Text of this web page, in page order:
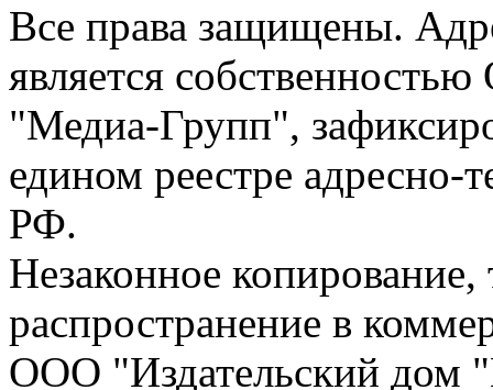
Все права защищены.
является
"Медиа-Групп",
едином реестре адресно-
РФ.
Незаконное
распространение в
ООО "Издательский дом